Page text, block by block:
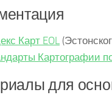
Карт EOL
Картографии
для